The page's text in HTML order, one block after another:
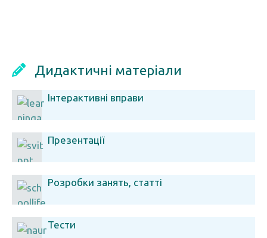
Дидактичні матеріали
Інтерактивні вправи
Презентації
Розробки занять, статті
Тести